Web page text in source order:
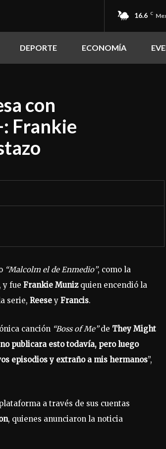
16.6 C
DEPORTE ECONOMÍA
con
Frankie
“Malcolm el de Enmedio”, como la
y fue Frankie Munizquien encendió la
serie, Reesey Francis.
canción “Boss of Me”de They Might
publicara esto todavía, pero luego
episodios y extraño a mis hermanos”,
a través de sus cuentas
, quienes anunciaron la noticia